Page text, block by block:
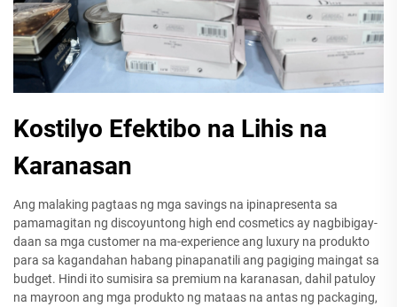
Kostilyo Efektibo na Lihis na
Karanasan
Ang malaking pagtaas ng mga savings na ipinapresenta sa
pamamagitan ng discoyuntong high end cosmetics ay nagbibigay-
daan sa mga customer na ma-experience ang luxury na produkto
para sa kagandahan habang pinapanatili ang pagiging maingat sa
budget. Hindi ito sumisira sa premium na karanasan, dahil patuloy
na mayroon ang mga produkto ng mataas na antas ng packaging,